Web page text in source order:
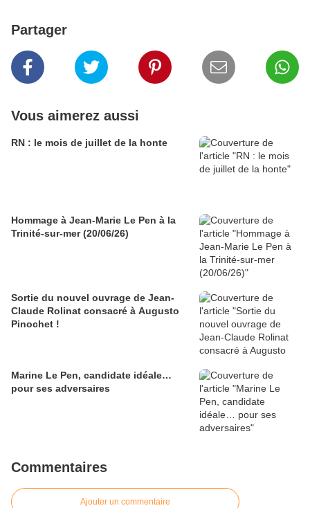
Partager
Vous aimerez aussi
RN : le mois de juillet de la honte
Hommage à Jean-Marie Le Pen à la
Trinité-sur-mer (20/06/26)
Sortie du nouvel ouvrage de Jean-
Claude Rolinat consacré à Augusto
Pinochet !
Marine Le Pen, candidate idéale…
pour ses adversaires
Commentaires
Ajouter un commentaire